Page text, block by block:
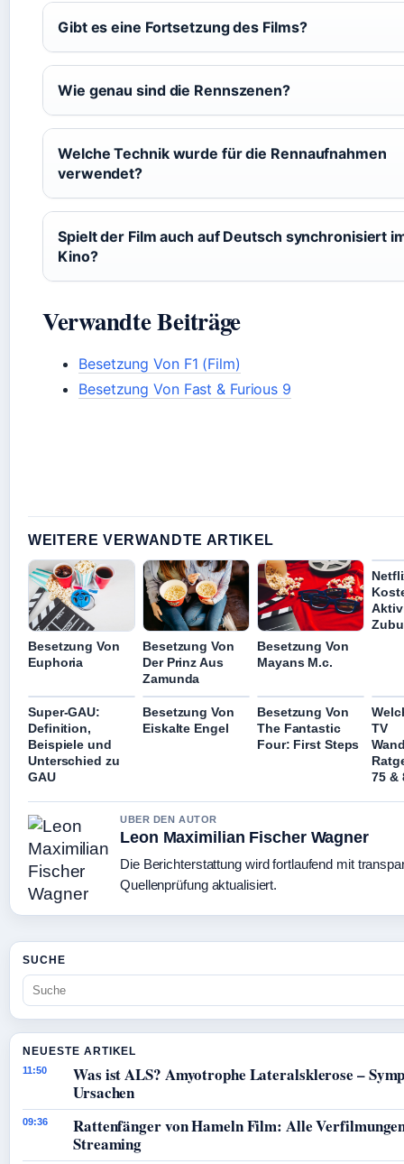
Gibt es eine Fortsetzung des Films?
Wie genau sind die Rennszenen?
Welche Technik wurde für die Rennaufnahmen
verwendet?
Spielt der Film auch auf Deutsch synchronisiert
Kino?
Verwandte Beiträge
Besetzung Von F1 (Film)
Besetzung Von Fast & Furious 9
WEITERE VERWANDTE ARTIKEL
Besetzung Von
Euphoria
Besetzung Von
Der Prinz Aus
Zamunda
Besetzung Von
Mayans M.c.
Super-GAU:
Definition,
Beispiele und
Unterschied zu
GAU
Besetzung Von
Eiskalte Engel
Besetzung Von
The Fantastic
Four: First Steps
TV
75 &
UBER DEN AUTOR
Leon Maximilian Fischer Wagner
Die Berichterstattung wird fortlaufend mit
Quellenprüfung aktualisiert.
SUCHE
NEUESTE ARTIKEL
11:50
Was ist ALS? Amyotrophe Lateralsklerose –
Ursachen
09:36
Rattenfänger von Hameln Film: Alle
Streaming